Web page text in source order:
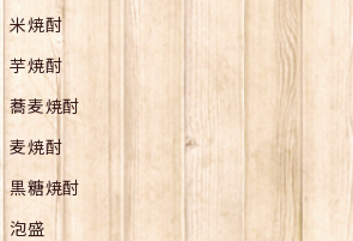
米焼酎
芋焼酎
蕎麦焼酎
麦焼酎
黒糖焼酎
泡盛